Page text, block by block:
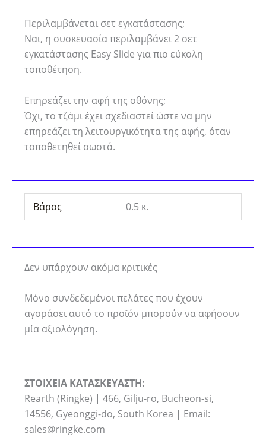
Περιλαμβάνεται σετ εγκατάστασης;
Ναι, η συσκευασία περιλαμβάνει 2 σετ
εγκατάστασης Easy Slide για πιο εύκολη
τοποθέτηση.
Επηρεάζει την αφή της οθόνης;
Όχι, το τζάμι έχει σχεδιαστεί ώστε να μην
επηρεάζει τη λειτουργικότητα της αφής, όταν
τοποθετηθεί σωστά.
Βάρος 0.5 κ.
Δεν υπάρχουν ακόμα κριτικές
Μόνο συνδεδεμένοι πελάτες που έχουν
αγοράσει αυτό το προϊόν μπορούν να αφήσουν
μία αξιολόγηση.
ΣΤΟΙΧΕΙΑ ΚΑΤΑΣΚΕΥΑΣΤΗ:
Rearth (Ringke) | 466, Gilju-ro, Bucheon-si,
14556, Gyeonggi-do, South Korea | Email:
sales@ringke.com